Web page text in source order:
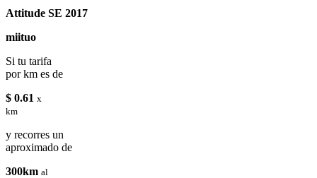
Attitude SE 2017
miituo
Si tu tarifa
por km es de
$ 0.61 x
km
y recorres un
aproximado de
300km al